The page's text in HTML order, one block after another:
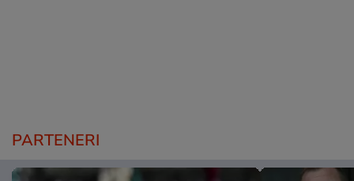
PARTENERI